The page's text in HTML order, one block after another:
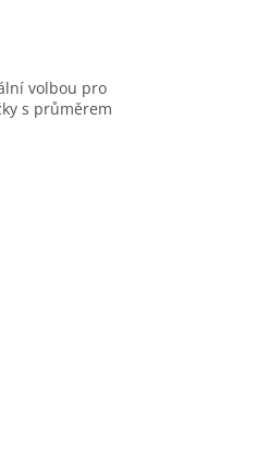
volbou pro
s průměrem